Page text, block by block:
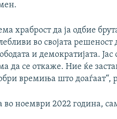
храброст да ја одбие
во својата решеност
и демократијата. Јас
да се откаже. Ние ќе
времиња што доаѓаат“,
во ноември 2022 година,